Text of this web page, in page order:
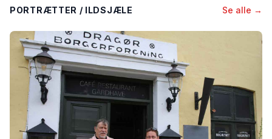
PORTRÆTTER / ILDSJÆLE Se alle →